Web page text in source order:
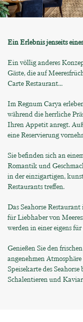
Ein Erlebnis jenseits
Ein völlig anderes
Gäste, die auf
Carte Restaurant...
Im Regnum Carya
während die herrliche
Ihren Appetit anregt.
eine Reservierung
Sie befinden sich an
Romantik und
in der einzigartigen,
Restaurants treffen.
Das Seahorse
für Liebhaber von
werden in einer eigens
Genießen Sie den
angenehmen
Speisekarte des
Schalentieren und